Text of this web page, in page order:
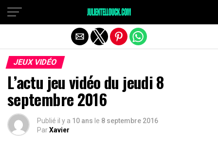
JEUX VIDÉO
L’actu jeu vidéo du jeudi 8
septembre 2016
Publié il y a 10 ans le 8 septembre 2016
ParXavier